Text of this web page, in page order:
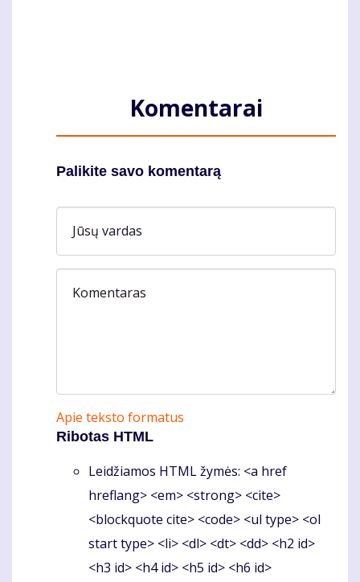
Komentarai
Palikite savo komentarą
Jūsų vardas
Komentaras
Apie teksto formatus
Ribotas HTML
Leidžiamos HTML žymės: <a href
hreflang> <em> <strong> <cite>
<blockquote cite> <code> <ul type> <ol
start type> <li> <dl> <dt> <dd> <h2 id>
<h3 id> <h4 id> <h5 id> <h6 id>